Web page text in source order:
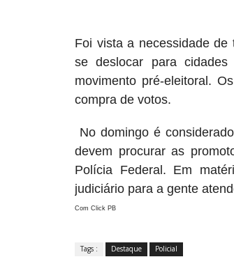
Foi vista a necessidade de
se deslocar para
movimento pré-eleitoral.
compra de votos.
No domingo é
devem procurar as
Polícia Federal. Em
judiciário para a gente
Com Click PB
Tags : Destaque Policial